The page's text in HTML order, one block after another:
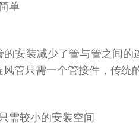
单
的安装减少了管与管之间
风管只需一个管接件，传统
需较小的安装空间